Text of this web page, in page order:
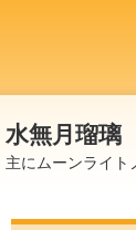
水無月瑠璃
主にムーンライト